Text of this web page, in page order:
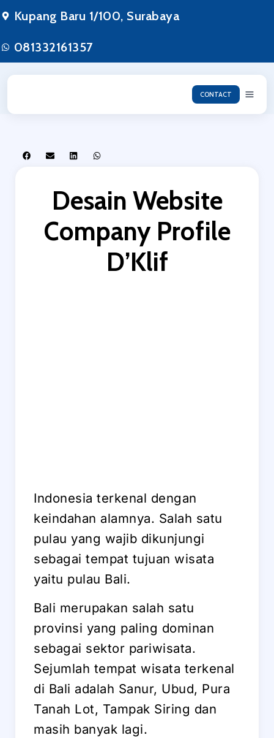
Kupang Baru 1/100, Surabaya
081332161357
CONTACT
Desain Website
Company Profile
D’Klif
Indonesia terkenal dengan
keindahan alamnya. Salah satu
pulau yang wajib dikunjungi
sebagai tempat tujuan wisata
yaitu pulau Bali.
Bali merupakan salah satu
provinsi yang paling dominan
sebagai sektor pariwisata.
Sejumlah tempat wisata terkenal
di Bali adalah Sanur, Ubud, Pura
Tanah Lot, Tampak Siring dan
masih banyak lagi.